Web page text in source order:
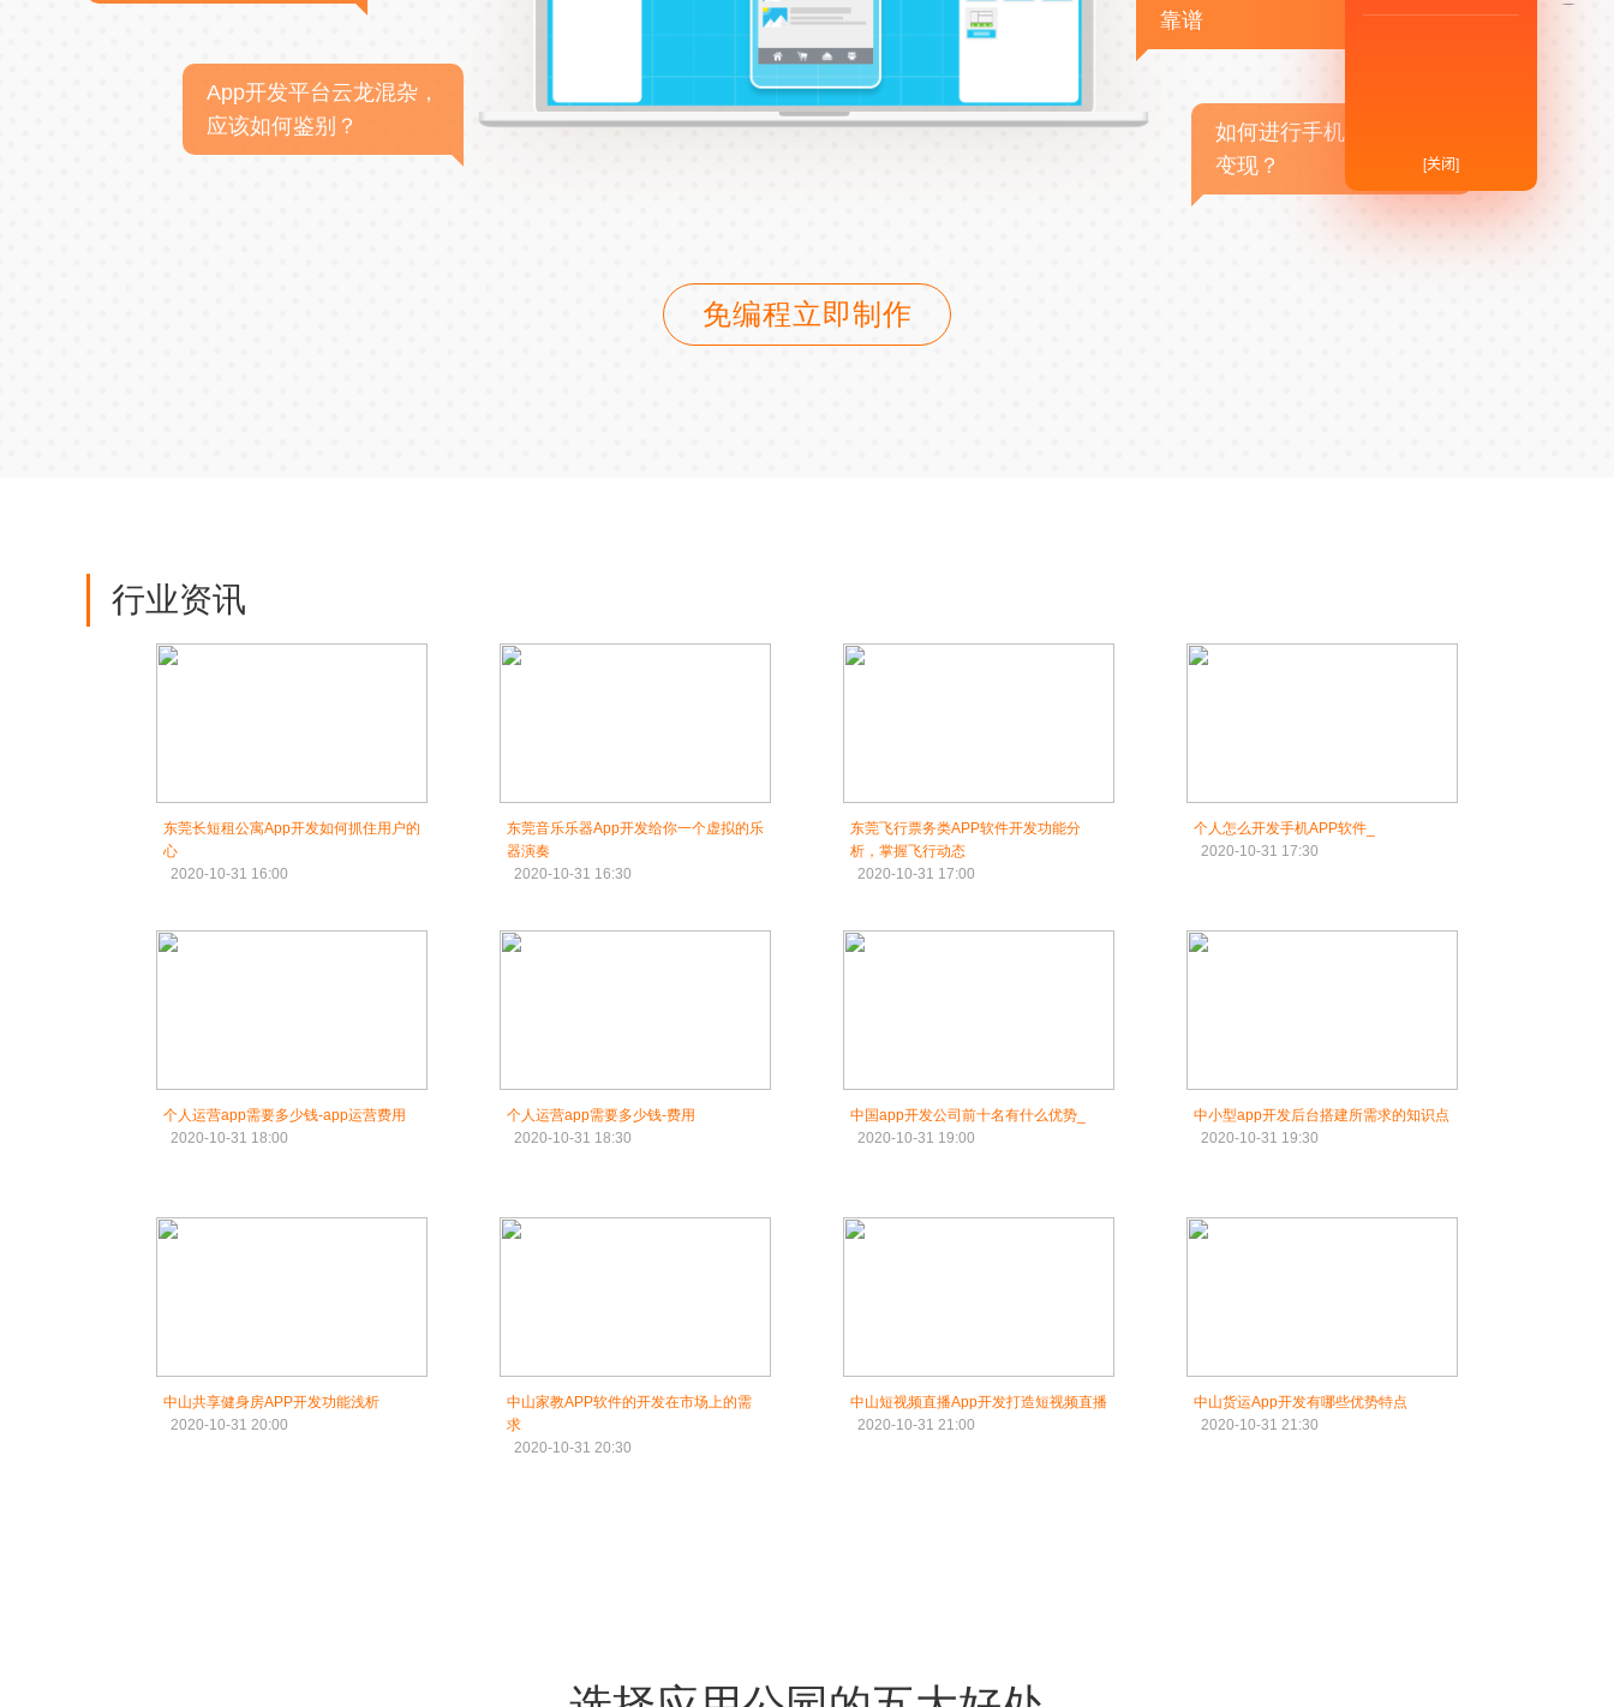
App开发平台云龙混杂，
应该如何鉴别？
靠谱
如何进行手机APP商业
变现？
免编程立即制作
行业资讯
东莞长短租公寓App开发如何抓住用户的
心
2020-10-31 16:00
东莞音乐乐器App开发给你一个虚拟的乐
器演奏
2020-10-31 16:30
东莞飞行票务类APP软件开发功能分
析，掌握飞行动态
2020-10-31 17:00
个人怎么开发手机APP软件_
2020-10-31 17:30
个人运营app需要多少钱-app运营费用
2020-10-31 18:00
个人运营app需要多少钱-费用
2020-10-31 18:30
中国app开发公司前十名有什么优势_
2020-10-31 19:00
中小型app开发后台搭建所需求的知识点
2020-10-31 19:30
中山共享健身房APP开发功能浅析
2020-10-31 20:00
中山家教APP软件的开发在市场上的需
求
2020-10-31 20:30
中山短视频直播App开发打造短视频直播
2020-10-31 21:00
中山货运App开发有哪些优势特点
2020-10-31 21:30
[关闭]